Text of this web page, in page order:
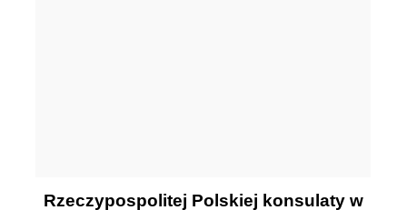
Rzeczypospolitej Polskiej konsulaty w